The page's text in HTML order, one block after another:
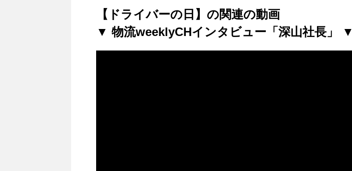
【ドライバーの日】の関連の動画
▼ 物流weeklyCHインタビュー「深山社長」 ▼